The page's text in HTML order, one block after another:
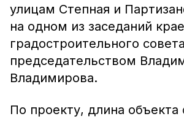
улицам Степная и
на одном из заседаний
градостроительного
председательством
Владимирова.
По проекту, длина объекта